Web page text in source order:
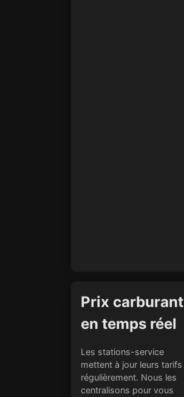
Prix carburant
en temps réel
Les stations-service
mettent à jour leurs tarifs
régulièrement. Nous les
centralisons pour vous